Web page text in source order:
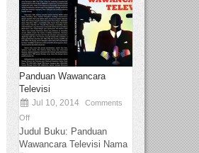
Panduan Wawancara
Televisi
Jul 10, 2014
Comments
Off
Judul Buku: Panduan
Wawancara Televisi Nama